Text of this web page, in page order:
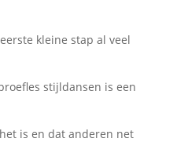
kleine stap al veel
stijldansen is een
is en dat anderen net